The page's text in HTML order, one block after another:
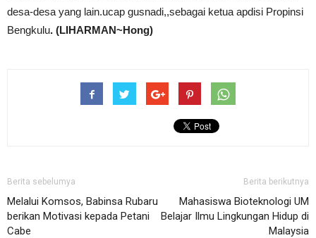
desa-desa yang lain.ucap gusnadi,,sebagai ketua apdisi Propinsi
Bengkulu. (LIHARMAN~Hong)
Berita sebelumya
Melalui Komsos, Babinsa Rubaru
berikan Motivasi kepada Petani
Cabe
Berita berikutnya
Mahasiswa Bioteknologi UM
Belajar Ilmu Lingkungan Hidup di
Malaysia